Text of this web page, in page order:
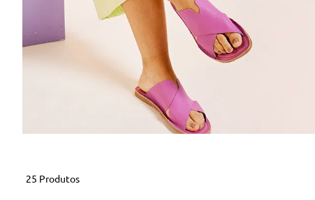
25 Produtos